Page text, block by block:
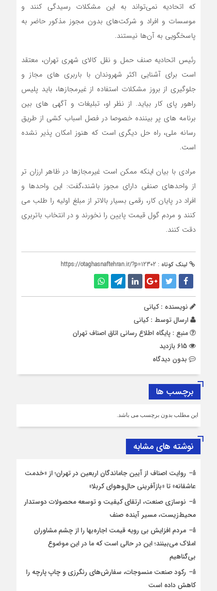
که اتحادیه نمی‌تواند به این مشکلات رسیدگی کنند و
موسسات و افراد و شرکت‌های بدون مجوز مذکور حاضر به
پاسخگویی به آن‌ها نیستند.
رئیس اتحادیه صنف حمل و نقل کالای شهری تهران، معتقد
است برای آشنایی اکثر شهروندان با باربری های مجاز و
جلوگیری از بروز مشکلات استفاده از غیرمجازها، باید پلیس
راهور پای کار بیاید. از نظر او، تبلیغات و آگهی های بین
برنامه های پر بیننده خصوصا در فصل اسباب کشی از طریق
رسانه ملی، راه حل دیگری است که هنوز امکان پذیر نشده
است.
مرادی با بیان اینکه ممکن است غیرمجازها در ظاهر ارزان تر
از واحدهای صنفی دارای مجوز باشند،گفت: این واحدها و
افراد در پایان کار، رقمی بسیار بالاتر از مبلغ اولیه را طلب می
کنند و مردم گول قیمت پایین را نخورند و در انتخاب باتربری
دقت کنند.
لینک کوتاه : https://otaghasnaftehran.ir/?p=12302
نویسنده : کیانی
ارسال توسط :کیانی
منبع : پایگاه اطلاع رسانی اتاق اصناف تهران
بدون دیدگاه
برچسب ها
این مطلب بدون برچسب می باشد.
نوشته های مشابه
روایت اصناف از آیین جاماندگان اربعین در تهران؛ از «خدمت
عاشقانه» تا «بازآفرینی حال‌وهوای کربلا»
نوسازی صنعت، ارتقای کیفیت و توسعه محصولات دوستدار
محیط‌زیست، مسیر آینده صنف
مردم افزایش بی رویه قیمت اجاره‌بها را از چشم مشاوران
املاک می‌بینند؛ این در حالی است که ما در این موضوع
بی‌گناهیم
رکود صنعت منسوجات، سفارش‌های رنگرزی و چاپ پارچه را
کاهش داده است